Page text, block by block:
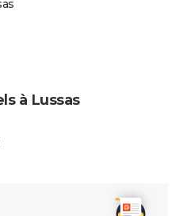
à Lussas